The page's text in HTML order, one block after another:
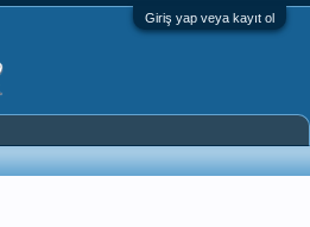
Giriş yap veya kayıt ol